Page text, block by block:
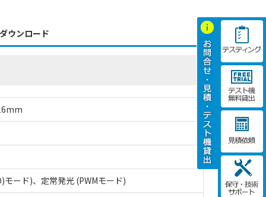
ウンロード
ード)、定常発光 (PWMモード)